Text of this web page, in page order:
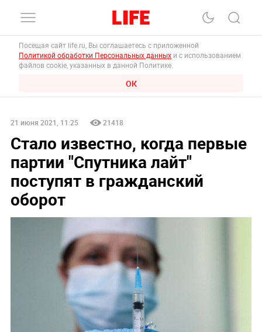
Посещая сайт life.ru, Вы соглашаетесь с приложенной
Политикой обработки Персональных данных и с использованием
файлов cookie, указанных в данной Политике.
ОК
21 июня 2021, 11:25 21418
Стало известно, когда первые
партии "Спутника лайт"
поступят в гражданский
оборот